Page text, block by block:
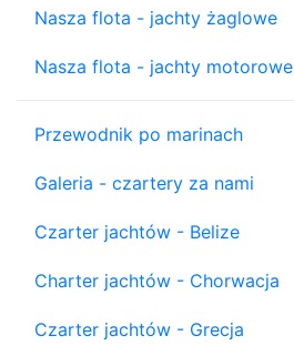
Nasza flota - jachty żaglowe
Nasza flota - jachty motorowe
Przewodnik po marinach
Galeria - czartery za nami
Czarter jachtów - Belize
Charter jachtów - Chorwacja
Czarter jachtów - Grecja